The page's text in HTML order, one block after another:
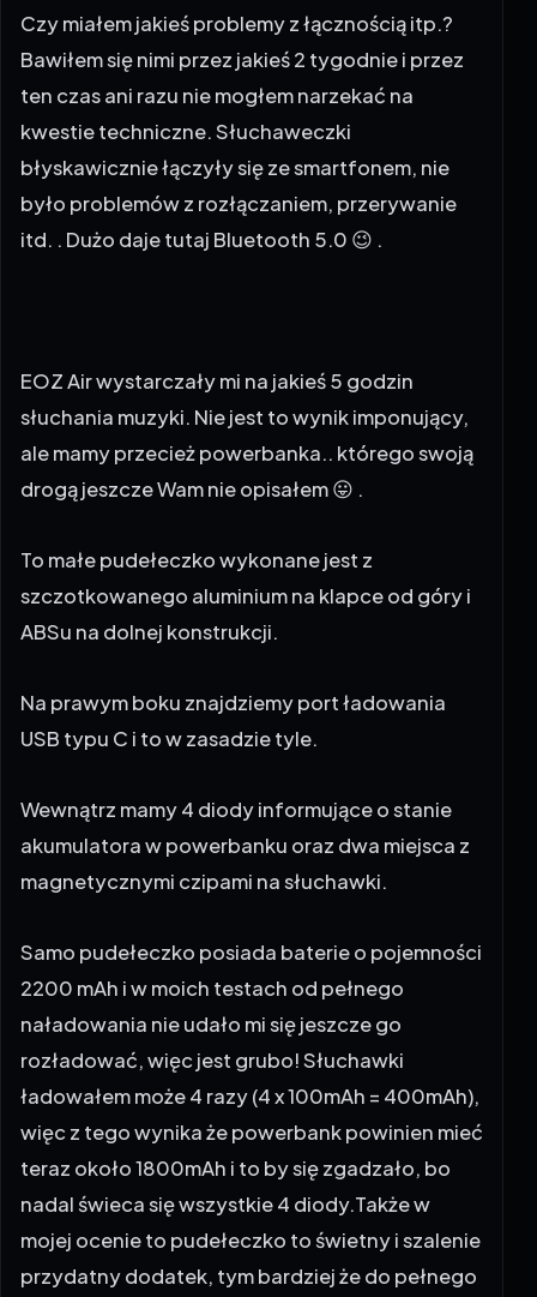
Czy miałem jakieś problemy z łącznością itp.?
Bawiłem się nimi przez jakieś 2 tygodnie i przez
ten czas ani razu nie mogłem narzekać na
kwestie techniczne. Słuchaweczki
błyskawicznie łączyły się ze smartfonem, nie
było problemów z rozłączaniem, przerywanie
itd. . Dużo daje tutaj Bluetooth 5.0 😉 .
EOZ Air wystarczały mi na jakieś 5 godzin
słuchania muzyki. Nie jest to wynik imponujący,
ale mamy przecież powerbanka.. którego swoją
drogą jeszcze Wam nie opisałem 😛 .
To małe pudełeczko wykonane jest z
szczotkowanego aluminium na klapce od góry i
ABSu na dolnej konstrukcji.
Na prawym boku znajdziemy port ładowania
USB typu C i to w zasadzie tyle.
Wewnątrz mamy 4 diody informujące o stanie
akumulatora w powerbanku oraz dwa miejsca z
magnetycznymi czipami na słuchawki.
Samo pudełeczko posiada baterie o pojemności
2200 mAh i w moich testach od pełnego
naładowania nie udało mi się jeszcze go
rozładować, więc jest grubo! Słuchawki
ładowałem może 4 razy (4 x 100mAh = 400mAh),
więc z tego wynika że powerbank powinien mieć
teraz około 1800mAh i to by się zgadzało, bo
nadal świeca się wszystkie 4 diody.Także w
mojej ocenie to pudełeczko to świetny i szalenie
przydatny dodatek, tym bardziej że do pełnego